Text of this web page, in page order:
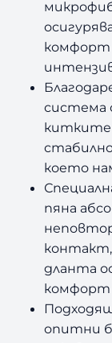
комфорт
система
китките
което
пяна
дланта
комфорт
опитни